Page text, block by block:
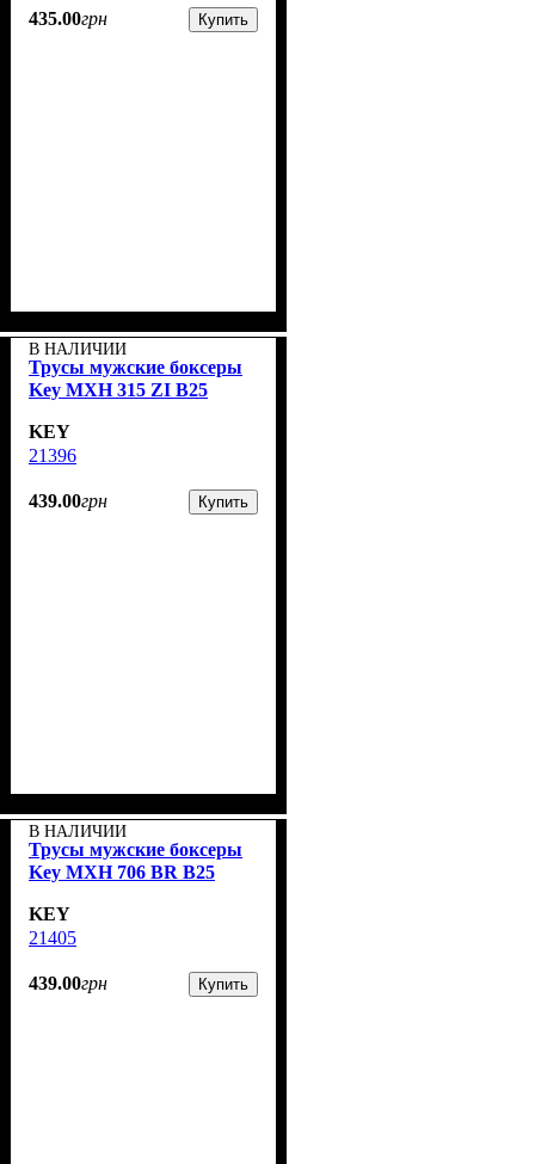
435.00грн Купить
В НАЛИЧИИ
Трусы мужские боксеры
Key MXH 315 ZI B25
KEY
21396
439.00грн Купить
В НАЛИЧИИ
Трусы мужские боксеры
Key MXH 706 BR B25
KEY
21405
439.00грн Купить